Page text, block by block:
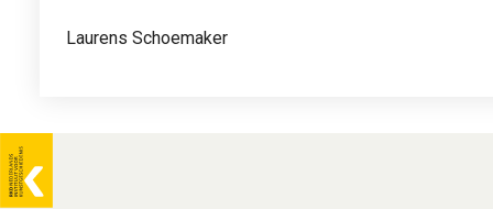
Laurens Schoemaker
Algemene